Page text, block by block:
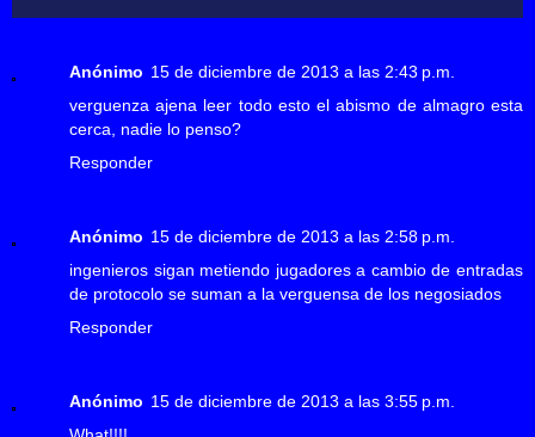
Anónimo 15 de diciembre de 2013 a las 2:43 p.m.
verguenza ajena leer todo esto el abismo de almagro esta
cerca, nadie lo penso?
Responder
Anónimo 15 de diciembre de 2013 a las 2:58 p.m.
ingenieros sigan metiendo jugadores a cambio de entradas
de protocolo se suman a la verguensa de los negosiados
Responder
Anónimo 15 de diciembre de 2013 a las 3:55 p.m.